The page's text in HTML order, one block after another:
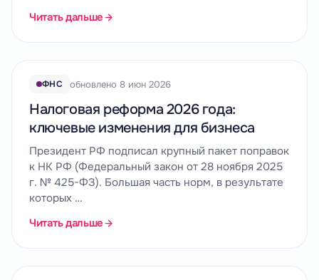
Читать дальше
ФНС обновлено 8 июн 2026
Налоговая реформа 2026 года:
ключевые изменения для бизнеса
Президент РФ подписал крупный пакет поправок
к НК РФ (Федеральный закон от 28 ноября 2025
г. № 425-ФЗ). Большая часть норм, в результате
которых …
Читать дальше